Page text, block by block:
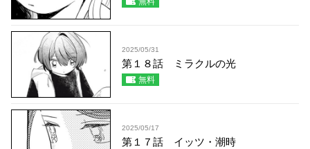
2025/05/31
第１８話 ミラクルの光
無料
2025/05/17
第１７話 イッツ・潮時